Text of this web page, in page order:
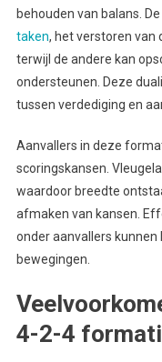
behouden van balans.
taken, het verstoren van
terwijl de andere kan
ondersteunen. Deze
tussen verdediging en
Aanvallers in deze
scoringskansen.
waardoor breedte
afmaken van kansen.
onder aanvallers
bewegingen.
4-2-4